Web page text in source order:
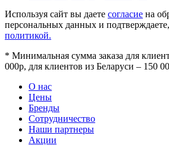
Используя сайт вы даете согласие на
персональных данных и
политикой.
* Минимальная сумма заказа для
000р, для клиентов из Беларуси – 150
О нас
Цены
Бренды
Сотрудничество
Наши партнеры
Акции